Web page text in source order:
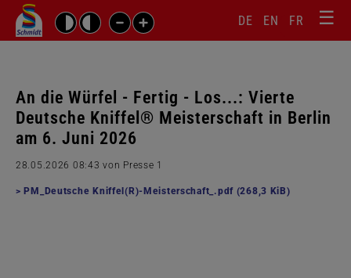
☰
DE EN FR
Suchbegriffe
An die Würfel - Fertig - Los...: Vierte
Deutsche Kniffel® Meisterschaft in Berlin
am 6. Juni 2026
28.05.2026 08:43 von Presse 1
PM_Deutsche Kniffel(R)-Meisterschaft_.pdf (268,3 KiB)